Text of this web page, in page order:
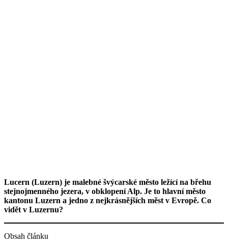
Lucern (Luzern) je malebné švýcarské město ležící na břehu
stejnojmenného jezera, v obklopení Alp. Je to hlavní město
kantonu Luzern a jedno z nejkrásnějších měst v Evropě. Co
vidět v Luzernu?
Obsah článku